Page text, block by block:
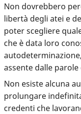
Non dovrebbero
libertà degli atei e
poter scegliere
che è data loro
assente dalle parole
Non esiste alcuna
prolungare
credenti che